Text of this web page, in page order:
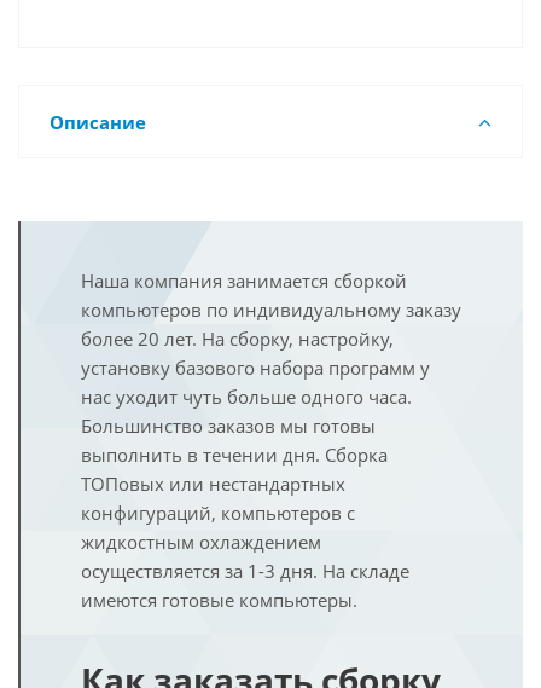
Описание
Наша компания занимается сборкой
компьютеров по индивидуальному заказу
более 20 лет. На сборку, настройку,
установку базового набора программ у
нас уходит чуть больше одного часа.
Большинство заказов мы готовы
выполнить в течении дня. Сборка
ТОПовых или нестандартных
конфигураций, компьютеров с
жидкостным охлаждением
осуществляется за 1-3 дня. На складе
имеются готовые компьютеры.